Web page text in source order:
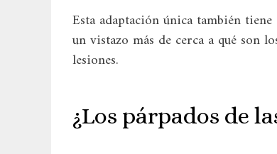
Esta adaptación única también
un vistazo más de cerca a qué son
lesiones.
¿Los párpados de